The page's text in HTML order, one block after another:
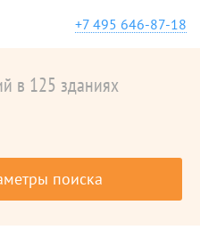
+7 495 646-87-18
в 125 зданиях
поиска